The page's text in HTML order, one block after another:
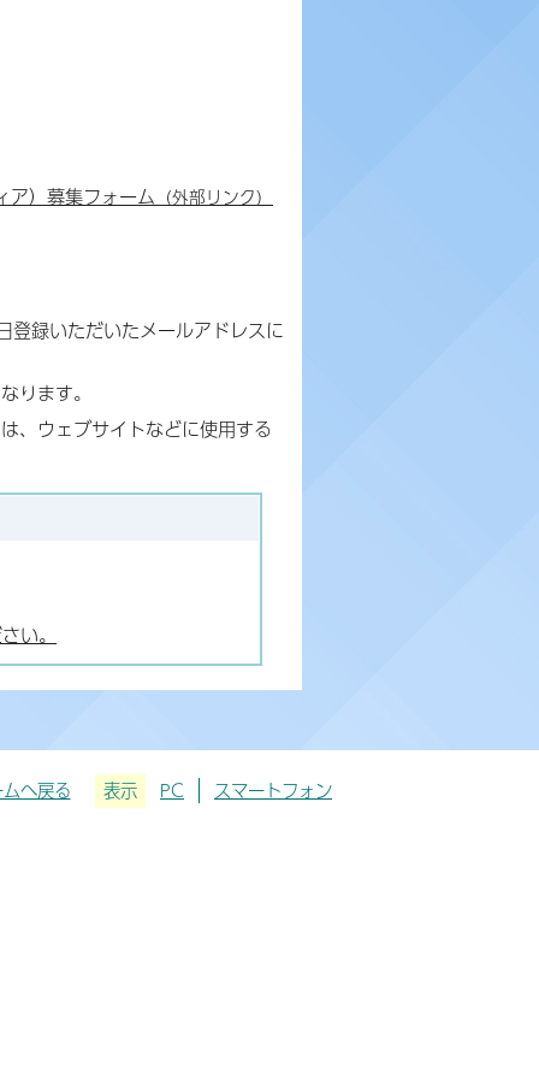
ア）募集フォーム （外部リンク）
登録いただいたメールアドレスに
ります。
、ウェブサイトなどに使用する
い。
へ戻る 表示 PC スマートフォン